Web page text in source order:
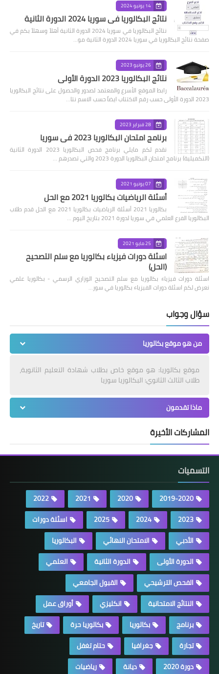
14 يونيو 2024
نتائج البكالوريا في سوريا 2024 الدورة الثانية
نتائج البكالوريا في سوريا 2024 الدورة الثانية أهلاً وسهلاً بكم في
صفحة نتائج البكالوريا في سوريا 2024 الدورة الثانية مو…
26 يونيو 2023
نتائج البكالوريا 2023 الدورة الأولى
رابط الموقع الأسرع والمعتمد لصدور والحصول على نتائج البكالوريا
2023 الدورة الأولى حسب رقم الاكتتاب ايضاً حسب الاسم نتا…
28 فبراير 2023
برنامج امتحان البكالوريا 2023 في سوريا
نقدم لكم مايلي برنامج فحص البكالوريا 2023 الدورة الثانية
(التكميلية) برنامج امتحان البكالوريا الدورة 2023 والتي تصدرهم …
07 يونيو 2021
أسئلة الرياضيات بكالوريا 2021 مع الحل
بكالوريا 2021 أسئلة الرياضيات بكالوريا 2021 مع الحل قدم طلاب
البكالوريا الفرع العلمي في سوريا لدورة 2021 بتاريخ اليوم …
25 مايو 2021
اسئلة دورات فيزياء بكالوريا مع سلم التصحيح
(الحل)
اسئلة دورات فيزياء بكالوريا مع سلم التصحيح الوزاري الرسمي - بكالوريا علمي
نعرض لكم اسئلة دورات الفيزياء بكالوريا في سور…
سؤال وجواب
من هو موقع بكالوريا
موقع بكالوريا: هو موقع خاص بطلاب شهادة التعليم الثانوية،
طلاب الثالث الثانوي: البكالوريا سوريا
ماذا تقدمون
المشاركات الأخيرة
التسميات
2019-2020
2020
2021
2022
2023
2024
2025
اسئلة دورات
الأدبي
الامتحان النهائي
البكالوريا
الدورة الأولى
الدورة الثانية
العلمي
الفحص الترشيحي
القبول الجامعي
النتائج الامتحانية
انكليزي
أوراق عمل
برنامج
بكالوريا بكالوريا حرة
تاريخ
تجارة
جغرافيا
حتام تغفل
دورة 2020
ديانة
رياضيات